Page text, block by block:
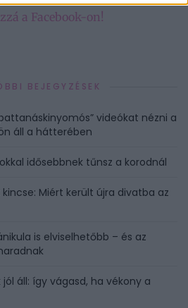
a Facebook-on!
BEJEGYZÉSEK
videókat nézni a
áll a hátterében
idősebbnek tűnsz a korodnál
Miért került újra divatba az
is elviselhetőbb – és az
áll: így vágasd, ha vékony a